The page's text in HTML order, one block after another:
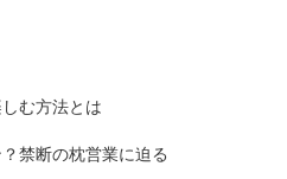
む方法とは
禁断の枕営業に迫る